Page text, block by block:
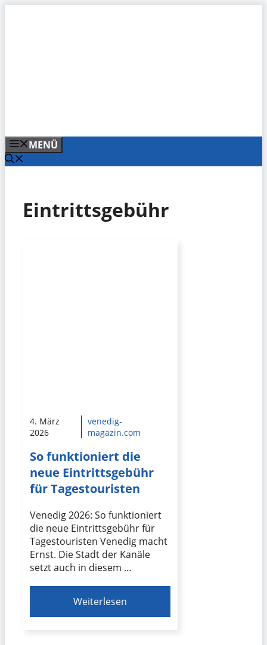
MENÜ
Eintrittsgebühr
4. März
2026
venedig-
magazin.com
So funktioniert die
neue Eintrittsgebühr
für Tagestouristen
Venedig 2026: So funktioniert
die neue Eintrittsgebühr für
Tagestouristen Venedig macht
Ernst. Die Stadt der Kanäle
setzt auch in diesem …
Weiterlesen